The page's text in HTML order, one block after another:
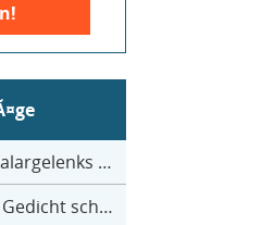
mit 27
jeder einen Satz